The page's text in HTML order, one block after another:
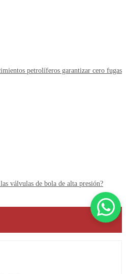
petrolíferos garantizar cero fugas
válvulas de bola de alta presión?